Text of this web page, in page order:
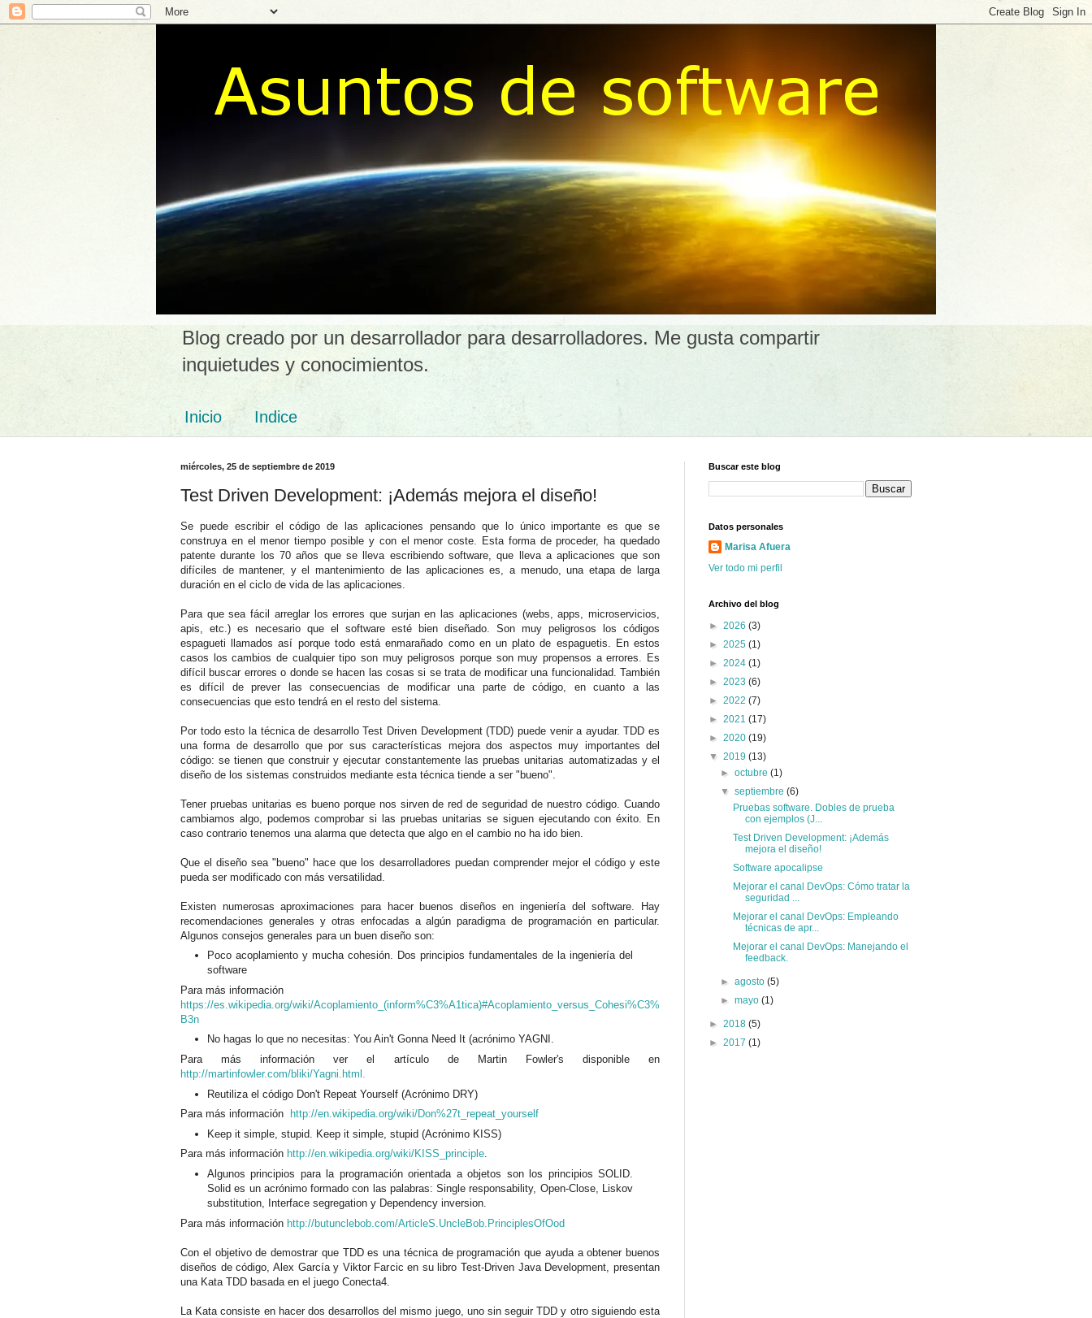
Blog creado por un desarrollador para desarrolladores. Me gusta compartir
inquietudes y conocimientos.
Inicio Indice
miércoles, 25 de septiembre de 2019
Test Driven Development: ¡Además mejora el diseño!
Se puede escribir el código de las aplicaciones pensando que lo único importante es que se
construya en el menor tiempo posible y con el menor coste. Esta forma de proceder, ha quedado
patente durante los 70 años que se lleva escribiendo software, que lleva a aplicaciones que son
difíciles de mantener, y el mantenimiento de las aplicaciones es, a menudo, una etapa de larga
duración en el ciclo de vida de las aplicaciones.
Para que sea fácil arreglar los errores que surjan en las aplicaciones (webs, apps, microservicios,
apis, etc.) es necesario que el software esté bien diseñado. Son muy peligrosos los códigos
espagueti llamados así porque todo está enmarañado como en un plato de espaguetis. En estos
casos los cambios de cualquier tipo son muy peligrosos porque son muy propensos a errores. Es
difícil buscar errores o donde se hacen las cosas si se trata de modificar una funcionalidad. También
es difícil de prever las consecuencias de modificar una parte de código, en cuanto a las
consecuencias que esto tendrá en el resto del sistema.
Por todo esto la técnica de desarrollo Test Driven Development (TDD) puede venir a ayudar. TDD es
una forma de desarrollo que por sus características mejora dos aspectos muy importantes del
código: se tienen que construir y ejecutar constantemente las pruebas unitarias automatizadas y el
diseño de los sistemas construidos mediante esta técnica tiende a ser "bueno".
Tener pruebas unitarias es bueno porque nos sirven de red de seguridad de nuestro código. Cuando
cambiamos algo, podemos comprobar si las pruebas unitarias se siguen ejecutando con éxito. En
caso contrario tenemos una alarma que detecta que algo en el cambio no ha ido bien.
Que el diseño sea "bueno" hace que los desarrolladores puedan comprender mejor el código y este
pueda ser modificado con más versatilidad.
Existen numerosas aproximaciones para hacer buenos diseños en ingeniería del software. Hay
recomendaciones generales y otras enfocadas a algún paradigma de programación en particular.
Algunos consejos generales para un buen diseño son:
Poco acoplamiento y mucha cohesión. Dos principios fundamentales de la ingeniería del
software
Para más información
https://es.wikipedia.org/wiki/Acoplamiento_(inform%C3%A1tica)#Acoplamiento_versus_Cohesi%C3%
B3n
No hagas lo que no necesitas: You Ain't Gonna Need It (acrónimo YAGNI.
Para más información ver el artículo de Martin Fowler's disponible en
http://martinfowler.com/bliki/Yagni.html .
Reutiliza el código Don't Repeat Yourself (Acrónimo DRY)
Para más información
http://en.wikipedia.org/wiki/Don%27t_repeat_yourself
Keep it simple, stupid. Keep it simple, stupid (Acrónimo KISS)
Para más información http://en.wikipedia.org/wiki/KISS_principle.
Algunos principios para la programación orientada a objetos son los principios SOLID.
Solid es un acrónimo formado con las palabras: Single responsability, Open-Close, Liskov
substitution, Interface segregation y Dependency inversion.
Para más información http://butunclebob.com/ArticleS.UncleBob.PrinciplesOfOod
Con el objetivo de demostrar que TDD es una técnica de programación que ayuda a obtener buenos
diseños de código, Alex García y Viktor Farcic en su libro Test-Driven Java Development, presentan
una Kata TDD basada en el juego Conecta4.
La Kata consiste en hacer dos desarrollos del mismo juego, uno sin seguir TDD y otro siguiendo esta
Buscar este blog
Datos personales
Marisa Afuera
Ver todo mi perfil
Archivo del blog
► 2026 (3)
► 2025 (1)
► 2024 (1)
► 2023 (6)
► 2022 (7)
► 2021 (17)
► 2020 (19)
▼ 2019 (13)
►octubre(1)
▼septiembre(6)
Pruebas software. Dobles de prueba
con ejemplos (J...
Test Driven Development: ¡Además
mejora el diseño!
Software apocalipse
Mejorar el canal DevOps: Cómo tratar la
seguridad ...
Mejorar el canal DevOps: Empleando
técnicas de apr...
Mejorar el canal DevOps: Manejando el
feedback.
►agosto(5)
►mayo(1)
► 2018 (5)
► 2017 (1)